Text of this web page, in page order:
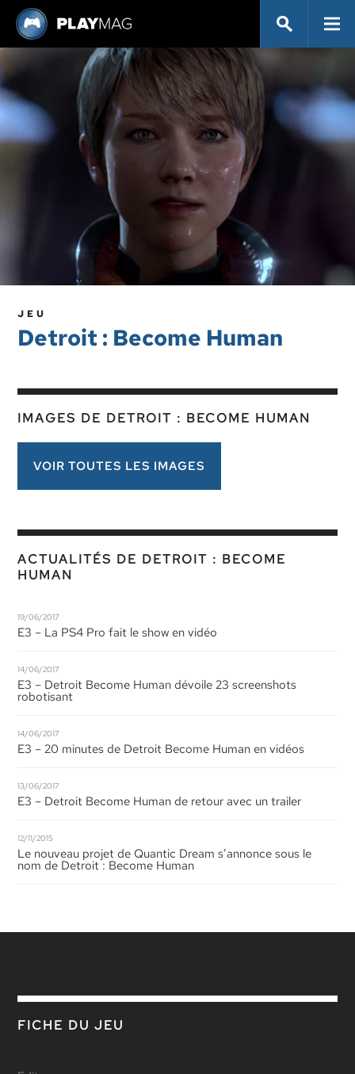
JEU
Detroit : Become Human
IMAGES DE DETROIT : BECOME HUMAN
VOIR TOUTES LES IMAGES
ACTUALITÉS DE DETROIT : BECOME
HUMAN
19/06/2017
E3 – La PS4 Pro fait le show en vidéo
14/06/2017
E3 – Detroit Become Human dévoile 23 screenshots
robotisant
14/06/2017
E3 – 20 minutes de Detroit Become Human en vidéos
13/06/2017
E3 – Detroit Become Human de retour avec un trailer
12/11/2015
Le nouveau projet de Quantic Dream s’annonce sous le
nom de Detroit : Become Human
FICHE DU JEU